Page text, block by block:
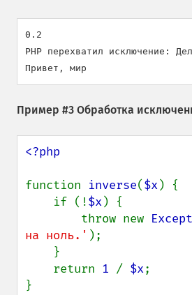
0.2
PHP перехватил исключение:
Пример #3 Обработка
<?php
function inverse($x ) {
    if (!
$x ) {
        throw new
на ноль.' );
    return
1 / $x;
}